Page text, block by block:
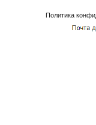
Политика